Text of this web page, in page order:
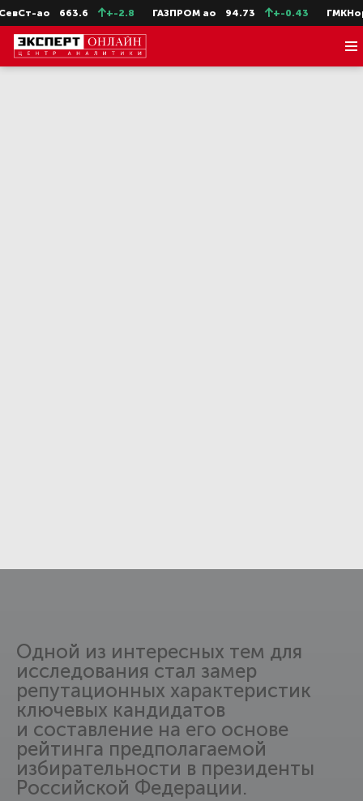
663.6 +-2.8 ГАЗПРОМ ао 94.73 +-0.43 ГМКНорНик
Одной из интересных тем для
исследования стал замер
репутационных характеристик
ключевых кандидатов
и составление на его основе
рейтинга предполагаемой
избирательности в президенты
Российской Федерации.